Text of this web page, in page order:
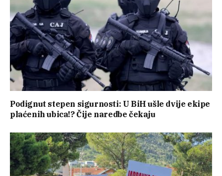
Podignut stepen sigurnosti: U BiH ušle dvije ekipe
plaćenih ubica!? Čije naredbe čekaju